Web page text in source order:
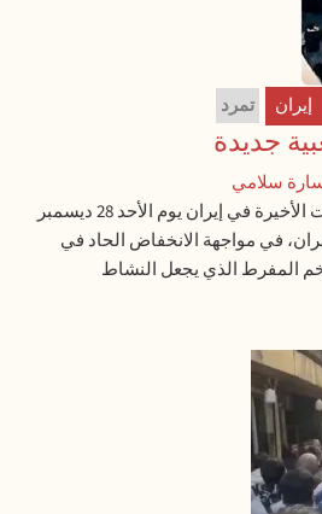
إيران تمرد
جديدة
سلامي
بداية التحركاتبدأت التحركات الأخيرة في إيران يوم الأحد 28 ديسمبر
في مواجهة الانخفاض الحاد في
المفرط الذي يجعل النشاط